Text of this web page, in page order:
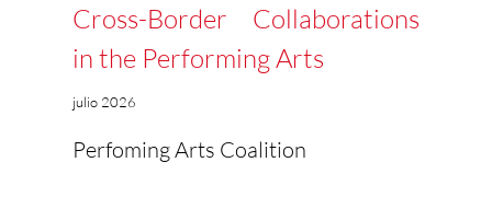
Cross-Border Collaborations
in the Performing Arts
julio 2026
Perfoming Arts Coalition